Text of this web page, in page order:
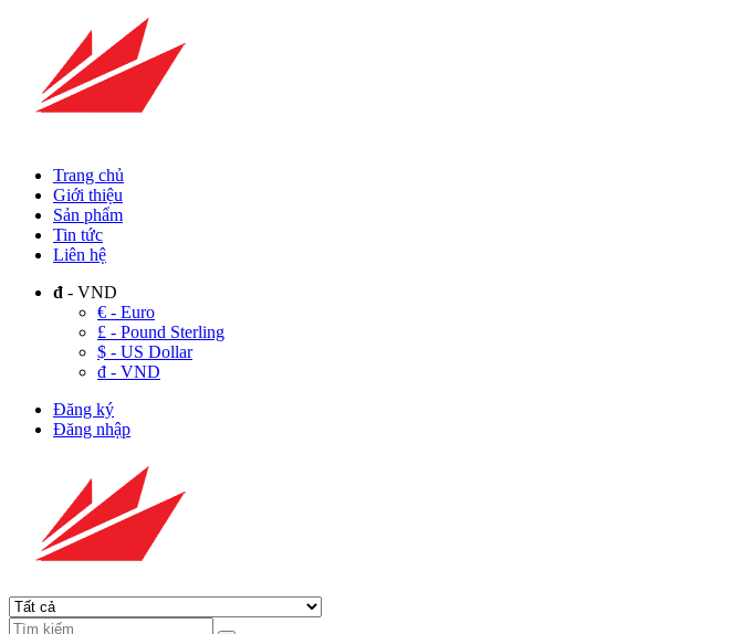
Trang chủ
Giới thiệu
Sản phẩm
Tin tức
Liên hệ
đ - VND
€ - Euro
£ - Pound Sterling
$ - US Dollar
đ - VND
Đăng ký
Đăng nhập